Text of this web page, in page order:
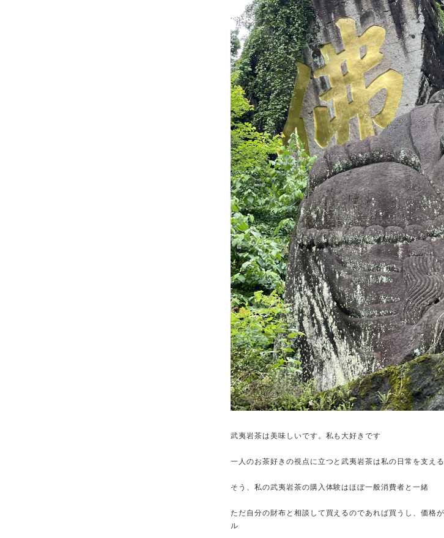
武夷岩茶は美味しいです。私も大好きです
一人のお茶好きの視点に立つと武夷岩茶は私の日常を支え
そう、私の武夷岩茶の購入体験はほぼ一般消費者と一緒
ただ自分の財布と相談して買えるのであれば買うし、価格
ル